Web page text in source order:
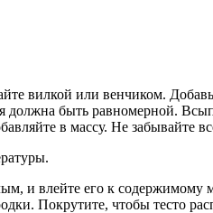
вилкой или венчиком.
быть равномерной.
в массу. Не забывайте
и влейте его к
Покрутите, чтобы тесто